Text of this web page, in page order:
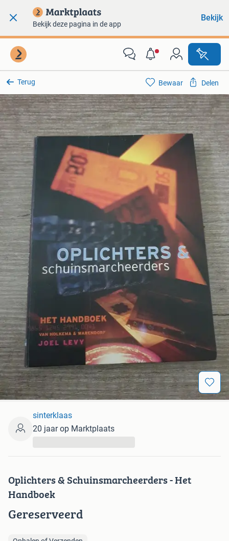
Bekijk deze pagina in de app
Bekijk
Terug Bewaar Delen
Oplichters & Schuinsmarcheerders - Het
Handboek
Gereserveerd
sinterklaas
20 jaar op Marktplaats